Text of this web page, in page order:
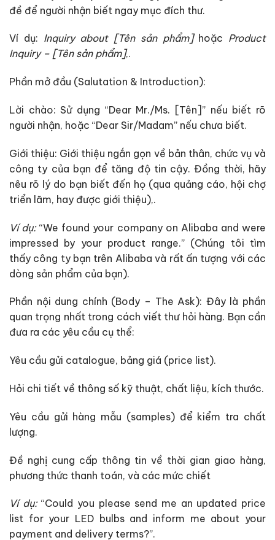
đề để người nhận biết ngay mục đích thư.
Ví dụ: Inquiry about [Tên sản phẩm]hoặc Product
Inquiry – [Tên sản phẩm],.
Phần mở đầu (Salutation & Introduction):
Lời chào: Sử dụng “Dear Mr./Ms. [Tên]” nếu biết rõ
người nhận, hoặc “Dear Sir/Madam” nếu chưa biết.
Giới thiệu: Giới thiệu ngắn gọn về bản thân, chức vụ và
công ty của bạn để tăng độ tin cậy. Đồng thời, hãy
nêu rõ lý do bạn biết đến họ (qua quảng cáo, hội chợ
triển lãm, hay được giới thiệu),.
Ví dụ:“We found your company on Alibaba and were
impressed by your product range.” (Chúng tôi tìm
thấy công ty bạn trên Alibaba và rất ấn tượng với các
dòng sản phẩm của bạn).
Phần nội dung chính (Body – The Ask): Đây là phần
quan trọng nhất trong cách viết thư hỏi hàng. Bạn cần
đưa ra các yêu cầu cụ thể:
Yêu cầu gửi catalogue, bảng giá (price list).
Hỏi chi tiết về thông số kỹ thuật, chất liệu, kích thước.
Yêu cầu gửi hàng mẫu (samples) để kiểm tra chất
lượng.
Đề nghị cung cấp thông tin về thời gian giao hàng,
phương thức thanh toán, và các mức chiết
Ví dụ:“Could you please send me an updated price
list for your LED bulbs and inform me about your
payment and delivery terms?”.